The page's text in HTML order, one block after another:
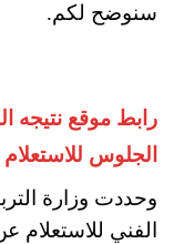
سنوضح لكم.
الجلوس
وحددت وزارة
الفني للاستعلام